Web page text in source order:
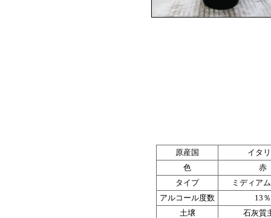
原産国
イタ
色
赤
タイプ
ミディア
アルコール度数
13％
土壌
石灰質